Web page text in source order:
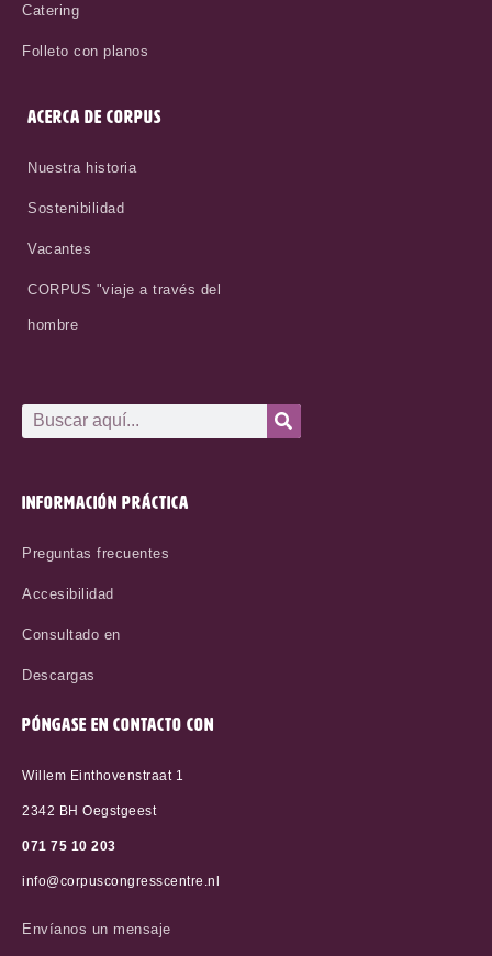
Catering
Folleto con planos
ACERCA DE CORPUS
Nuestra historia
Sostenibilidad
Vacantes
CORPUS "viaje a través del
hombre
INFORMACIÓN PRÁCTICA
Preguntas frecuentes
Accesibilidad
Consultado en
Descargas
PÓNGASE EN CONTACTO CON
Willem Einthovenstraat 1
2342 BH Oegstgeest
071 75 10 203
info@corpuscongresscentre.nl
Envíanos un mensaje